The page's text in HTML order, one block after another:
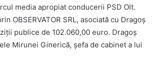
media apropiat conducerii PSD Olt.
OBSERVATOR SRL, asociată cu Dragoș
publice de 102.060,00 euro. Dragoș
Mirunei Ginerică, șefa de cabinet a lui